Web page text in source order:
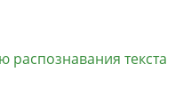
текста